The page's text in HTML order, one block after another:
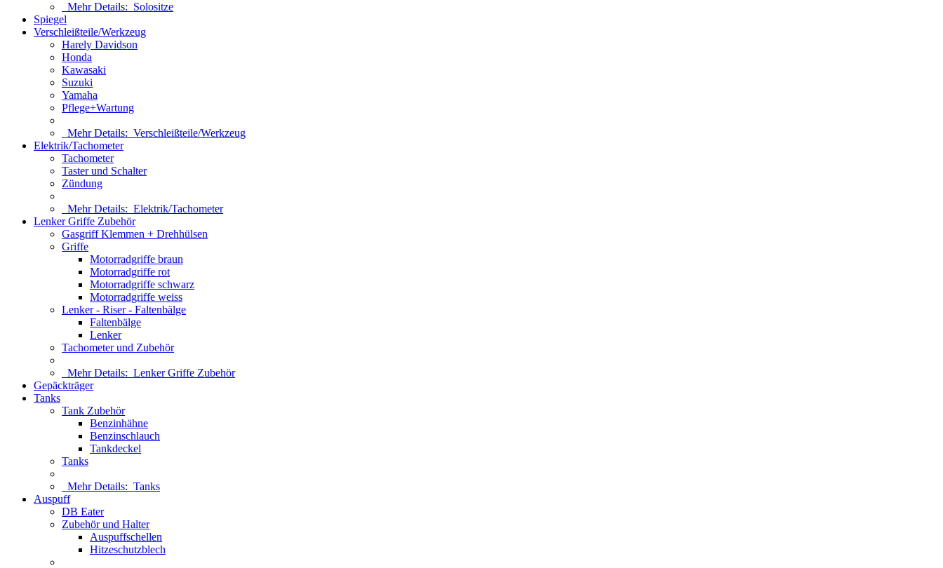
Mehr Details: Solositze
Spiegel
Verschleißteile/Werkzeug
Harely Davidson
Honda
Kawasaki
Suzuki
Yamaha
Pflege+Wartung
Mehr Details: Verschleißteile/Werkzeug
Elektrik/Tachometer
Tachometer
Taster und Schalter
Zündung
Mehr Details: Elektrik/Tachometer
Lenker Griffe Zubehör
Gasgriff Klemmen + Drehhülsen
Griffe
Motorradgriffe braun
Motorradgriffe rot
Motorradgriffe schwarz
Motorradgriffe weiss
Lenker - Riser - Faltenbälge
Faltenbälge
Lenker
Tachometer und Zubehör
Mehr Details: Lenker Griffe Zubehör
Gepäckträger
Tanks
Tank Zubehör
Benzinhähne
Benzinschlauch
Tankdeckel
Tanks
Mehr Details: Tanks
Auspuff
DB Eater
Zubehör und Halter
Auspuffschellen
Hitzeschutzblech